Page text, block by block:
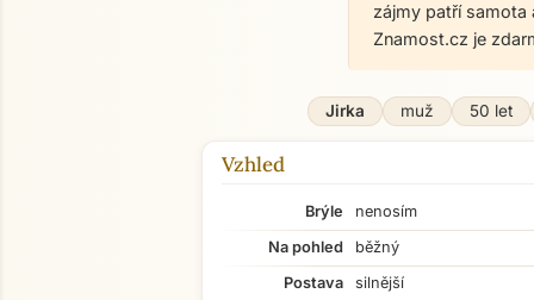
zájmy patří samota
Znamost.cz je
Jirka muž 50 let
Vzhled
Brýle
nenosím
Na pohled
běžný
Postava
silnější